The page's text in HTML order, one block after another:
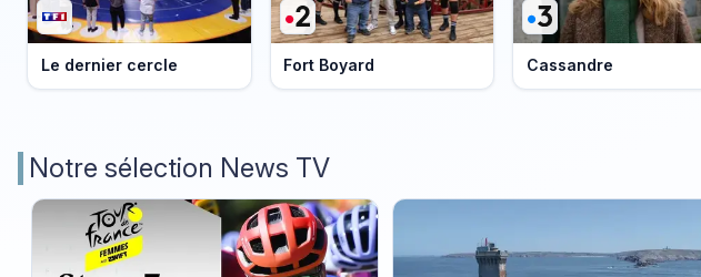
Le dernier cercle Fort Boyard Cassandre
Notre sélection News TV